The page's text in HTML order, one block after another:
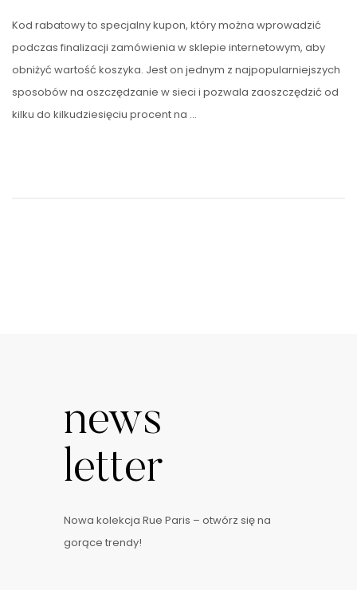
Kod rabatowy to specjalny kupon, który można wprowadzić
podczas finalizacji zamówienia w sklepie internetowym, aby
obniżyć wartość koszyka. Jest on jednym z najpopularniejszych
sposobów na oszczędzanie w sieci i pozwala zaoszczędzić od
kilku do kilkudziesięciu procent na …
news
letter
Nowa kolekcja Rue Paris – otwórz się na
gorące trendy!